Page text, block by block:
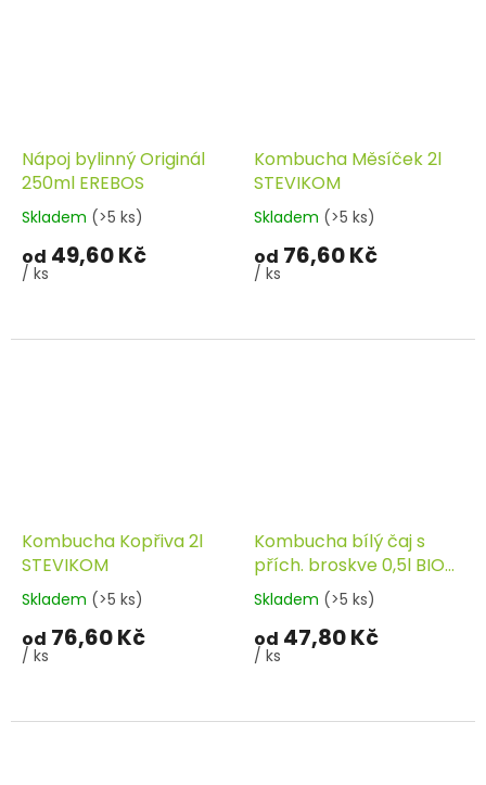
Nápoj bylinný Originál
250ml EREBOS
Skladem (>5 ks)
od 49,60 Kč
/ ks
Kombucha Měsíček 2l
STEVIKOM
Skladem (>5 ks)
od 76,60 Kč
/ ks
Kombucha Kopřiva 2l
STEVIKOM
Skladem (>5 ks)
od 76,60 Kč
/ ks
Kombucha bílý čaj s
přích. broskve 0,5l BIO
STEVIKOM
Skladem (>5 ks)
od 47,80 Kč
/ ks